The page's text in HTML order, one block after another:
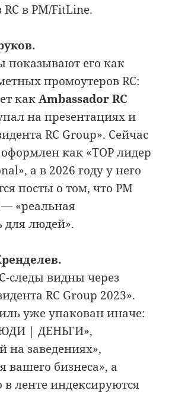
в PM/FitLine.
показывают его как
промоутеров RC:
какAmbassador RC
на презентациях и
RC Group». Сейчас
как «TOP лидер
а в 2026 году у него
посты о том, что PM
«реальная
для людей».
следы видны через
RC Group 2023».
уже упакован иначе:
| ДЕНЬГИ»,
на заведениях»,
вашего бизнеса», а
ленте индексируются